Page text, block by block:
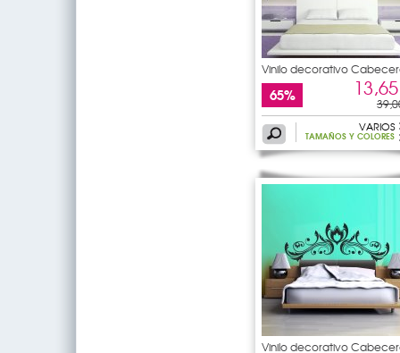
Vinilo decorativo
de
65%
VARIOS
TAMAÑOS Y COLORES
Vinilo decorativo